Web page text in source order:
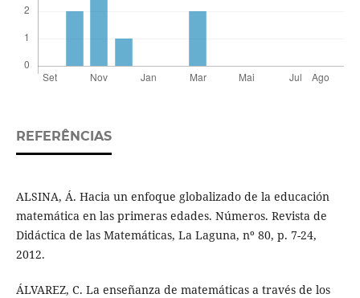
REFERÊNCIAS
ALSINA, Á. Hacia un enfoque globalizado de la educación
matemática en las primeras edades. Números. Revista de
Didáctica de las Matemáticas, La Laguna, nº 80, p. 7-24,
2012.
ÁLVAREZ, C. La enseñanza de matemáticas a través de los